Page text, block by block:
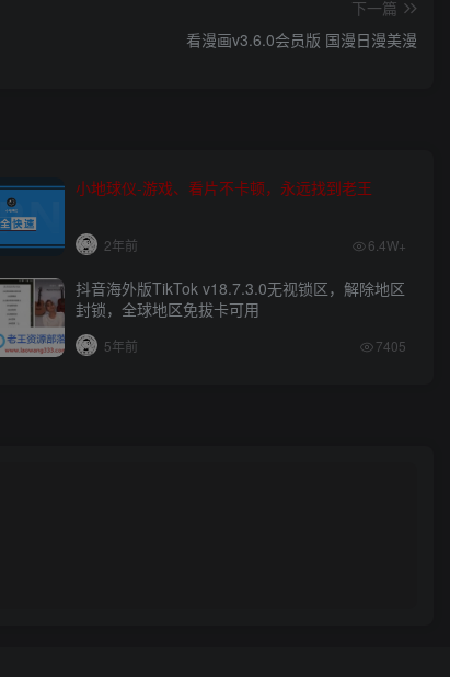
下一篇
看漫画v3.6.0会员版 国漫日漫美漫
小地球仪-游戏、看片不卡顿，永远找到老王
2年前 6.4W+
抖音海外版TikTok v18.7.3.0无视锁区，解除地区
封锁，全球地区免拔卡可用
5年前 7405